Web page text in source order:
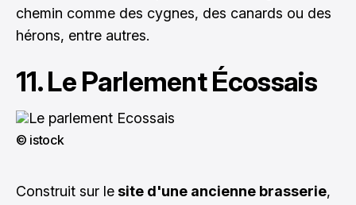
chemin comme des cygnes, des canards ou des
hérons, entre autres.
11. Le Parlement Écossais
© istock
Construit sur lesite d'une ancienne brasserie,